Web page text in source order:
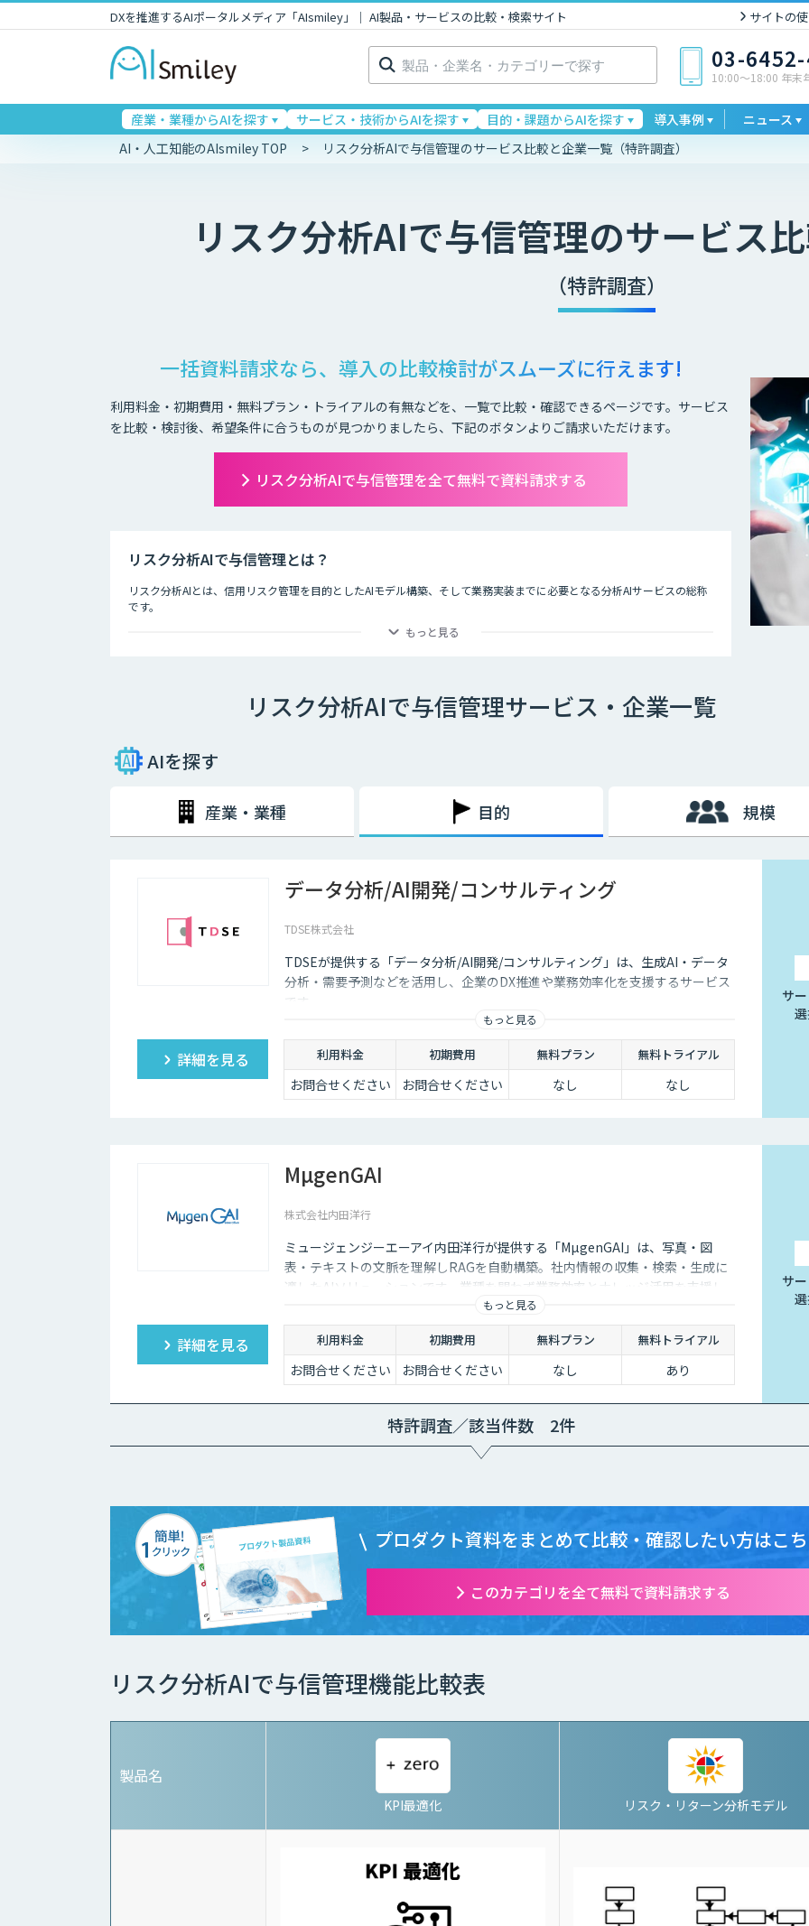
DXを推進するAIポータルメディア「AIsmiley」｜ AI製品・サービスの比較・検索サイト サイトの
検
索: 03-
10:00〜18:00 年末
産業・業種からAIを探す サービス・技術からAIを探す 目的・課題からAIを探す 導入事例
ニュース
AI・人工知能のAIsmiley TOP
リスク分析AIで与信管理のサービス比較と企業一覧（特許調査）
リスク分析AIで与信管理のサービス
（特許調査）
一括資料請求なら、導入の比較検討がスムーズに行えます!
利用料金・初期費用・無料プラン・トライアルの有無などを、一覧で比較・確認できるページです。サービス
を比較・検討後、希望条件に合うものが見つかりましたら、下記のボタンよりご請求いただけます。
リスク分析AIで与信管理を全て無料で資料請求する
リスク分析AIで与信管理とは？
リスク分析AIとは、信用リスク管理を目的としたAIモデル構築、そして業務実装までに必要となる分析AIサービスの総称
です。
ディープラーニングなど新しいAI技術が登場する今、金融業界では規制やルールの遵守と信頼性あるリスク判別・計量モ
リスク分析は、データに基づいて自動的に判断するだけでは実際に利用するには不十分です。個々の判断理由を提示する
には、AIシステムの透明性と信頼性の担保する「ホワイトボックス化」が重要です。
もっと見る
リスク分析AIで与信管理サービス・企業一覧
AIを探す
産業・業種 目的 規模
データ分析/AI開発/コンサルティング
TDSE株式会社
TDSEが提供する「データ分析/AI開発/コンサルティング」は、生成AI・データ
分析・需要予測などを活用し、企業のDX推進や業務効率化を支援するサービス
です。
もっと見る
詳細を見る 利用料金 初期費用 無料プラン 無料トライアル
お問合せください お問合せください なし なし
サ
MµgenGAI
株式会社内田洋行
ミュージェンジーエーアイ内田洋行が提供する「MµgenGAI」は、写真・図
表・テキストの文脈を理解しRAGを自動構築。社内情報の収集・検索・生成に
適したAIソリューションです。業種を問わず業務効率とナレッジ活用を支援し
もっと見る
詳細を見る 利用料金 初期費用 無料プラン 無料トライアル
お問合せください お問合せください なし あり
サ
特許調査／該当件数 2件
プロダクト資料をまとめて比較・確認したい方はこ
このカテゴリを全て無料で資料請求する
リスク分析AIで与信管理機能比較表
製品名
KPI最適化 リスク・リターン分析モデル